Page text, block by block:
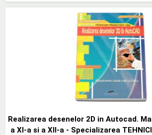
Realizarea desenelor 2D in Autocad.
a XI-a si a XII-a - Specializarea